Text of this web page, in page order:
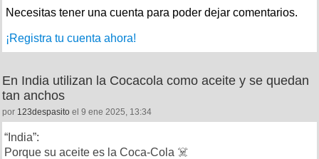
Necesitas tener una cuenta para poder dejar comentarios.
¡Registra tu cuenta ahora!
En India utilizan la Cocacola como aceite y se quedan
tan anchos
por 123despasito el 9 ene 2025, 13:34
“India”:
Porque su aceite es la Coca-Cola ☠️